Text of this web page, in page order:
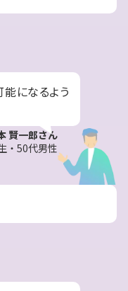
になるよう
賢一郎さん
・50代男性